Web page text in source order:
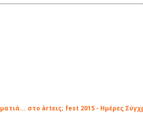
στο àrtεις; fest 2015 - Ημέρες